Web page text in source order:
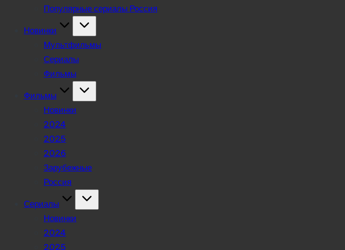
Популярные сериалы Россия
Новинки
Мультфильмы
Сериалы
Фильмы
Фильмы
Новинки
2024
2025
2026
Зарубежные
Россия
Сериалы
Новинки
2024
2025